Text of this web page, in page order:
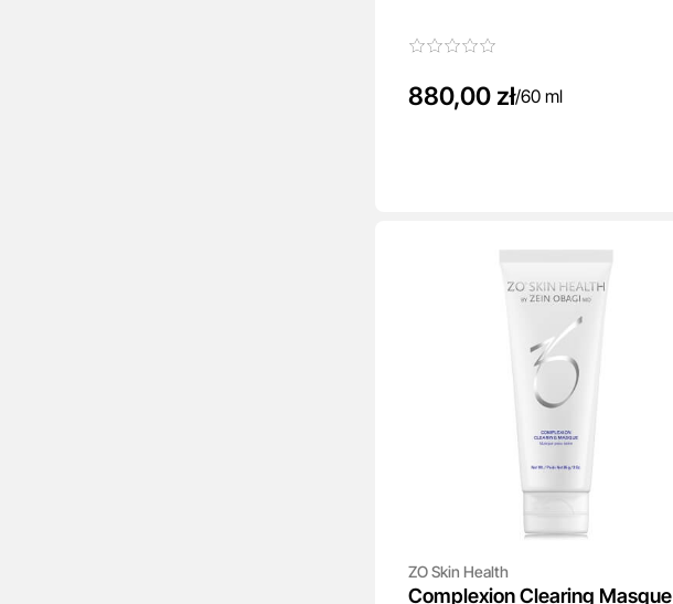
880,00 zł/60 ml
ZO Skin Health
Complexion Clearing Masque